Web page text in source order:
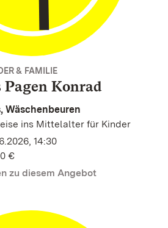
& FAMILIE
Pagen Konrad
Wäschenbeuren
ins Mittelalter für Kinder
14:30
€
zu diesem Angebot